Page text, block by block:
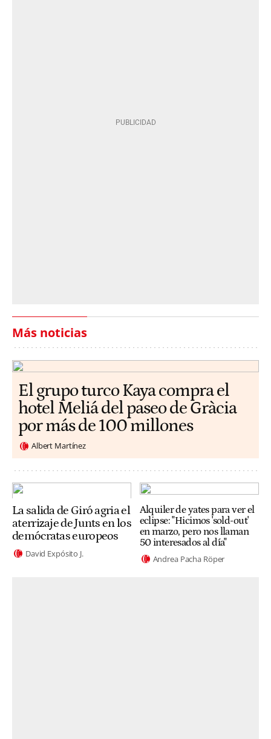
Más noticias
El grupo turco Kaya compra el
hotel Meliá del paseo de Gràcia
por más de 100 millones
Albert Martínez
La salida de Giró agria el
aterrizaje de Junts en los
demócratas europeos
David Expósito J.
Alquiler de yates para ver el
eclipse: "Hicimos 'sold-out'
en marzo, pero nos llaman
50 interesados al día"
Andrea Pacha Röper